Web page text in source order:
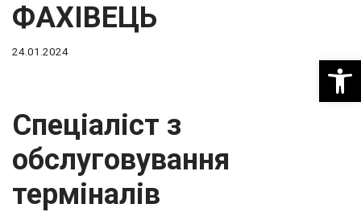
ФАХІВЕЦЬ
24.01.2024
Спеціаліст з
обслуговування
терміналів